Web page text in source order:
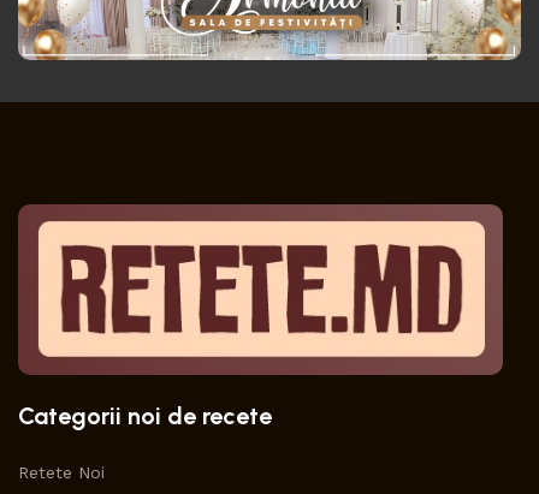
Categorii noi de recete
Retete Noi